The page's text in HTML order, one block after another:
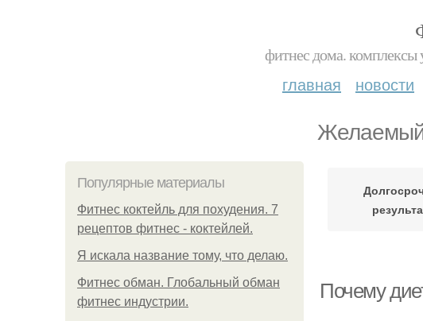
фитнес дома. комплексы
главная новости
Желаемый
Популярные материалы
Фитнес коктейль для похудения. 7
рецептов фитнес - коктейлей.
Я искала название тому, что делаю.
Фитнес обман. Глобальный обман
фитнес индустрии.
Почему